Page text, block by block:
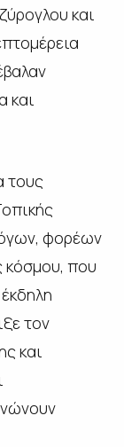
και
και
τους
φορέων
κόσμου, που
τον
και